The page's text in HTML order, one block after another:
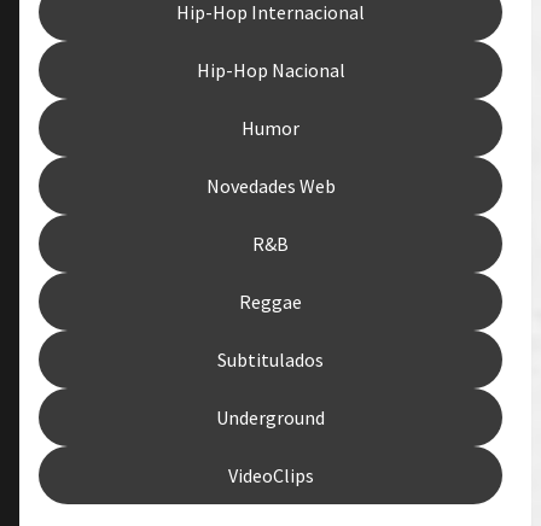
Hip-Hop Internacional
Hip-Hop Nacional
Humor
Novedades Web
R&B
Reggae
Subtitulados
Underground
VideoClips